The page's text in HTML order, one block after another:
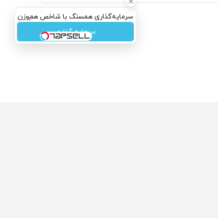
سرمایه‌گذاری همسنگ با شاخص هم‌وزن
سرمایه گذاری